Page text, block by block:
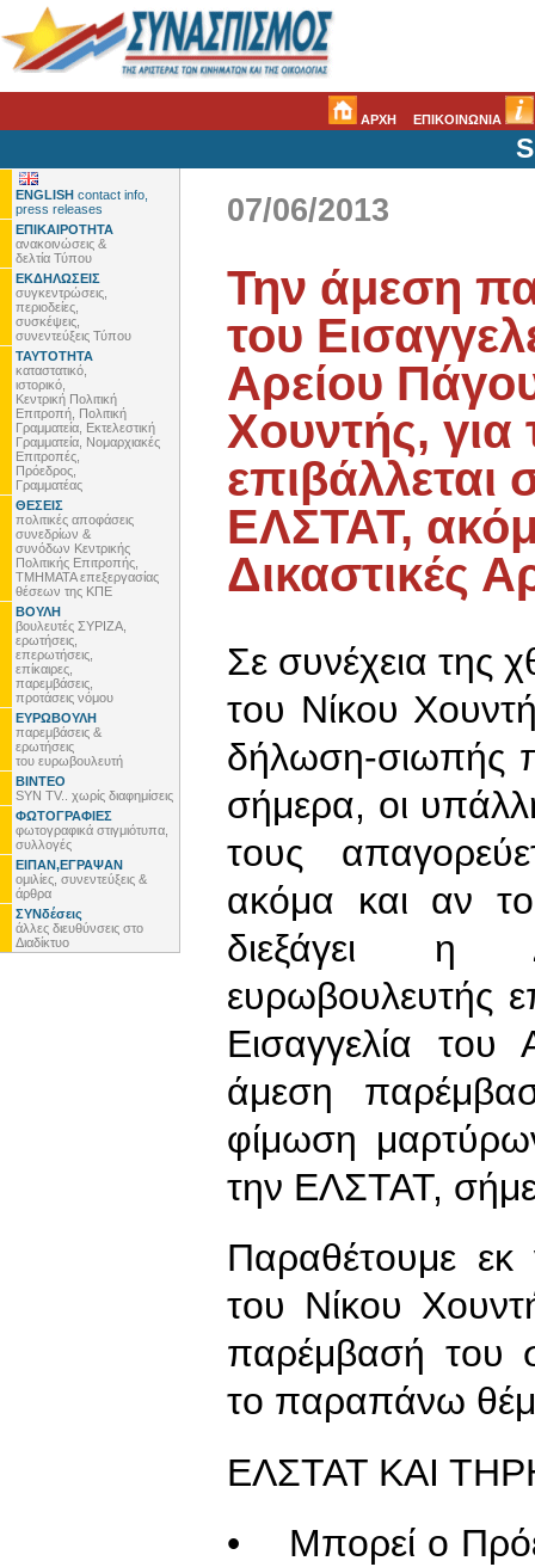
ΑΡΧΗ ΕΠΙΚΟΙΝΩΝΙΑ
ENGLISH contact info,
press releases
ΕΠΙΚΑΙΡΟΤΗΤΑ
ανακοινώσεις &
δελτία Τύπου
ΕΚΔΗΛΩΣΕΙΣ
συγκεντρώσεις,
περιοδείες,
συσκέψεις,
συνεντεύξεις Τύπου
ΤΑΥΤΟΤΗΤΑ
καταστατικό,
ιστορικό,
Κεντρική Πολιτική
Επιτροπή, Πολιτική
Γραμματεία, Εκτελεστική
Γραμματεία, Νομαρχιακές
Επιτροπές,
Πρόεδρος,
Γραμματέας
ΘΕΣΕΙΣ
πολιτικές αποφάσεις
συνεδρίων &
συνόδων Κεντρικής
Πολιτικής Επιτροπής,
ΤΜΗΜΑΤΑ επεξεργασίας
θέσεων της ΚΠΕ
ΒΟΥΛΗ
βουλευτές ΣΥΡΙΖΑ,
ερωτήσεις,
επερωτήσεις,
επίκαιρες,
παρεμβάσεις,
προτάσεις νόμου
ΕΥΡΩΒΟΥΛΗ
παρεμβάσεις &
ερωτήσεις
του ευρωβουλευτή
ΒΙΝΤΕΟ
SYN TV.. χωρίς διαφημίσεις
ΦΩΤΟΓΡΑΦΙΕΣ
φωτογραφικά στιγμιότυπα,
συλλογές
ΕΙΠΑΝ,ΕΓΡΑΨΑΝ
ομιλίες, συνεντεύξεις &
άρθρα
ΣΥΝδέσεις
άλλες διευθύνσεις στο
Διαδίκτυο
07/06/2013
Την άμεση
του
Αρείου
Χουντής,
επιβάλλεται
ΕΛΣΤΑΤ,
Δικαστικές
Σε συνέχεια της
του Νίκου
δήλωση-σιωπής
σήμερα, οι
τους
ακόμα και αν
διεξάγει η
ευρωβουλευτής
Εισαγγελία
άμεση
φίμωση
την ΕΛΣΤΑΤ,
Παραθέτουμε εκ
του Νίκου
παρέμβασή του
το παραπάνω
ΕΛΣΤΑΤ ΚΑΙ
• Μπορεί ο